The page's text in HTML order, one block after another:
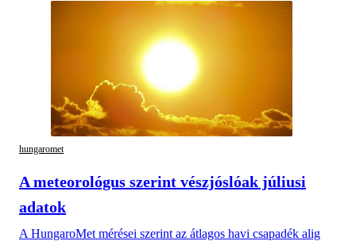
hungaromet
A meteorológus szerint vészjóslóak júliusi
adatok
A HungaroMet mérései szerint az átlagos havi csapadék alig